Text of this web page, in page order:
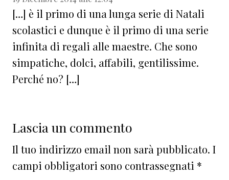
[…] è il primo di una lunga serie di Natali
scolastici e dunque è il primo di una serie
infinita di regali alle maestre. Che sono
simpatiche, dolci, affabili, gentilissime.
Perché no? […]
Lascia un commento
Il tuo indirizzo email non sarà pubblicato. I
campi obbligatori sono contrassegnati *